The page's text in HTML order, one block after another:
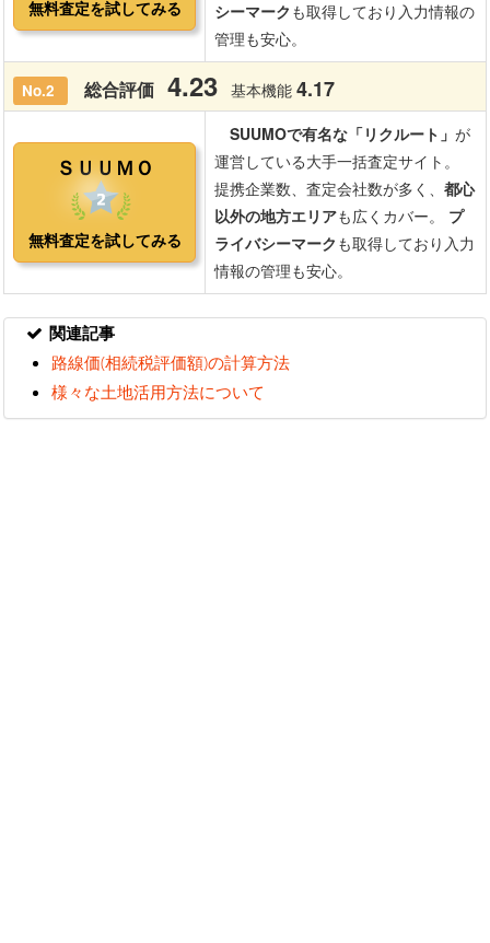
関連記事
路線価(相続税評価額)の計算方法
様々な土地活用方法について